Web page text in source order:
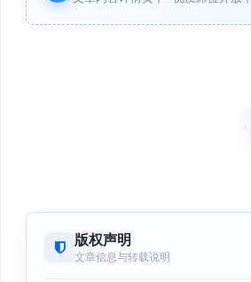
版权声明
文章信息与转载说明